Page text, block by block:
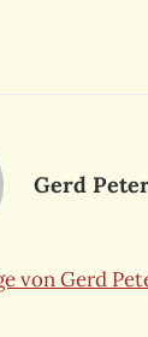
Gerd
von Gerd